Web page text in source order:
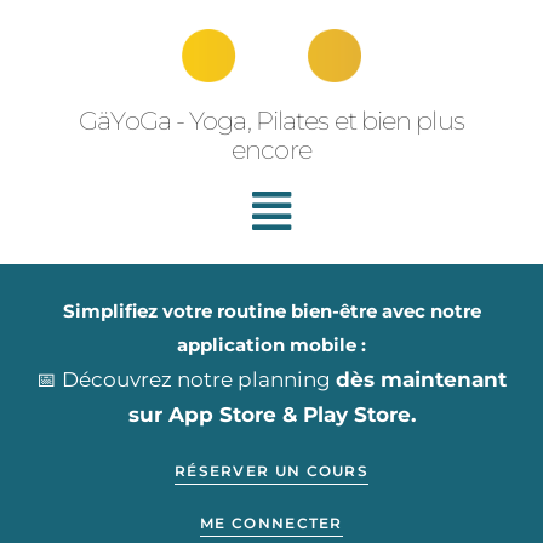
GäYoGa - Yoga, Pilates et bien plus
encore
Simplifiez votre routine bien-être avec notre
application mobile :
📅 Découvrez notre planning dès maintenant
sur App Store & Play Store.
RÉSERVER UN COURS
ME CONNECTER